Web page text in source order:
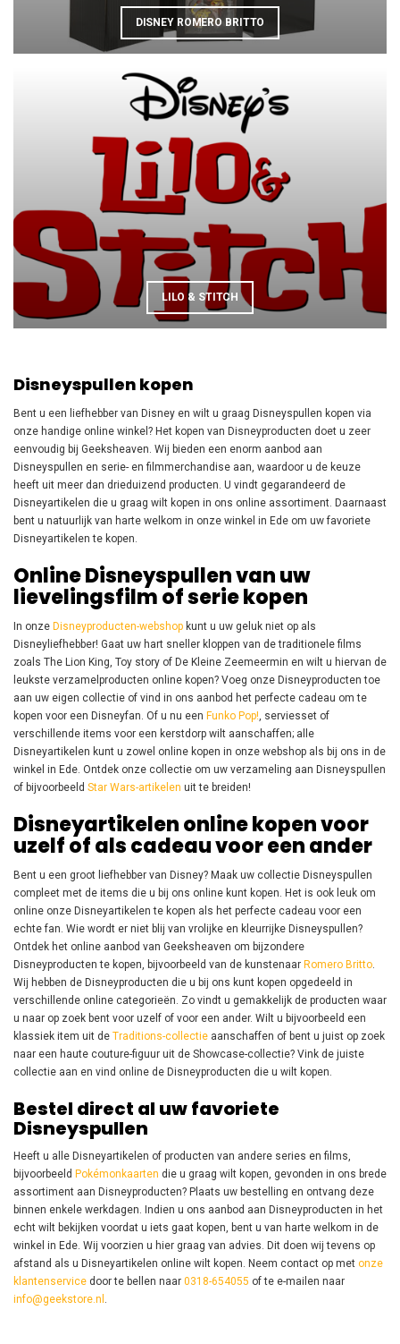
DISNEY ROMERO BRITTO
LILO & STITCH
Disneyspullen kopen
Bent u een liefhebber van Disney en wilt u graag Disneyspullen kopen via
onze handige online winkel? Het kopen van Disneyproducten doet u zeer
eenvoudig bij Geeksheaven. Wij bieden een enorm aanbod aan
Disneyspullen en serie- en filmmerchandise aan, waardoor u de keuze
heeft uit meer dan drieduizend producten. U vindt gegarandeerd de
Disneyartikelen die u graag wilt kopen in ons online assortiment. Daarnaast
bent u natuurlijk van harte welkom in onze winkel in Ede om uw favoriete
Disneyartikelen te kopen.
Online Disneyspullen van uw
lievelingsfilm of serie kopen
In onze Disneyproducten-webshop kunt u uw geluk niet op als
Disneyliefhebber! Gaat uw hart sneller kloppen van de traditionele films
zoals The Lion King, Toy story of De Kleine Zeemeermin en wilt u hiervan de
leukste verzamelproducten online kopen? Voeg onze Disneyproducten toe
aan uw eigen collectie of vind in ons aanbod het perfecte cadeau om te
kopen voor een Disneyfan. Of u nu een Funko Pop! , serviesset of
verschillende items voor een kerstdorp wilt aanschaffen; alle
Disneyartikelen kunt u zowel online kopen in onze webshop als bij ons in de
winkel in Ede. Ontdek onze collectie om uw verzameling aan Disneyspullen
of bijvoorbeeld Star Wars-artikelen uit te breiden!
Disneyartikelen online kopen voor
uzelf of als cadeau voor een ander
Bent u een groot liefhebber van Disney? Maak uw collectie Disneyspullen
compleet met de items die u bij ons online kunt kopen. Het is ook leuk om
online onze Disneyartikelen te kopen als het perfecte cadeau voor een
echte fan. Wie wordt er niet blij van vrolijke en kleurrijke Disneyspullen?
Ontdek het online aanbod van Geeksheaven om bijzondere
Disneyproducten te kopen, bijvoorbeeld van de kunstenaar Romero Britto
Wij hebben de Disneyproducten die u bij ons kunt kopen opgedeeld in
verschillende online categorieën. Zo vindt u gemakkelijk de producten waar
u naar op zoek bent voor uzelf of voor een ander. Wilt u bijvoorbeeld een
klassiek item uit de Traditions-collectie aanschaffen of bent u juist op zoek
naar een haute couture-figuur uit de Showcase-collectie? Vink de juiste
collectie aan en vind online de Disneyproducten die u wilt kopen.
Bestel direct al uw favoriete
Disneyspullen
Heeft u alle Disneyartikelen of producten van andere series en films,
bijvoorbeeld Pokémonkaarten die u graag wilt kopen, gevonden in ons brede
assortiment aan Disneyproducten? Plaats uw bestelling en ontvang deze
binnen enkele werkdagen. Indien u ons aanbod aan Disneyproducten in het
echt wilt bekijken voordat u iets gaat kopen, bent u van harte welkom in de
winkel in Ede. Wij voorzien u hier graag van advies. Dit doen wij tevens op
afstand als u Disneyartikelen online wilt kopen. Neem contact op met onze
klantenservice door te bellen naar 0318-654055 of te e-mailen naar
info@geekstore.nl